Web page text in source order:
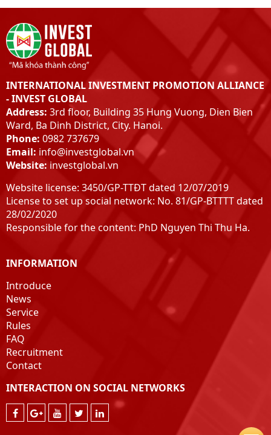
Dien Bien
Hybrid
Son La
Lao Cai
Yen Bai
Peace
Phu-Tho
Vinh Phuc
Bac Giang
Bac Ninh
hung Yen
Hai Duong
peaceful
Nam Dinh
Ninh Binh
Nghe An
Ha Tinh
Quang Binh
Quang Tri
Hue
Quang Nam
Quang Ngai
Phu Yen
Khanh Hoa
Ninh Thuan
INTERNATIONAL INVESTMENT PROMOTION ALLIANCE
- INVEST GLOBAL
Address: 3rd floor, Building 35 Hung Vuong, Dien Bien
Ward, Ba Dinh District, City. Hanoi.
Phone: 0982 737679
Email: info@investglobal.vn
Website: investglobal.vn
Website license: 3450/GP-TTĐT dated 12/07/2019
License to set up social network: No. 81/GP-BTTTT dated
28/02/2020
Responsible for the content: PhD Nguyen Thi Thu Ha.
INFORMATION
Introduce
News
Service
Rules
FAQ
Recruitment
Contact
INTERACTION ON SOCIAL NETWORKS